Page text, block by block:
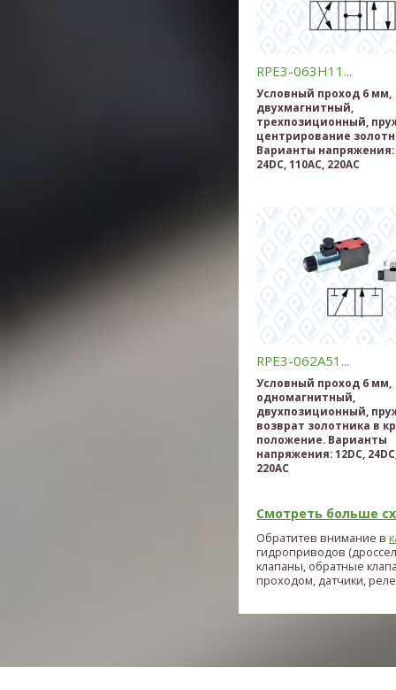
RPE3-063H11...
Условный проход 6 мм,
двухмагнитный,
трехпозиционный,
центрирование
Варианты напряжения:
24DC, 110AC, 220AC
RPE3-062A51...
Условный проход 6 мм,
одномагнитный,
двухпозиционный,
возврат золотника в
положение. Варианты
напряжения: 12DC,
220AC
Смотреть больше
Обратитев внимание в
гидроприводов
клапаны, обратные
проходом, датчики, реле